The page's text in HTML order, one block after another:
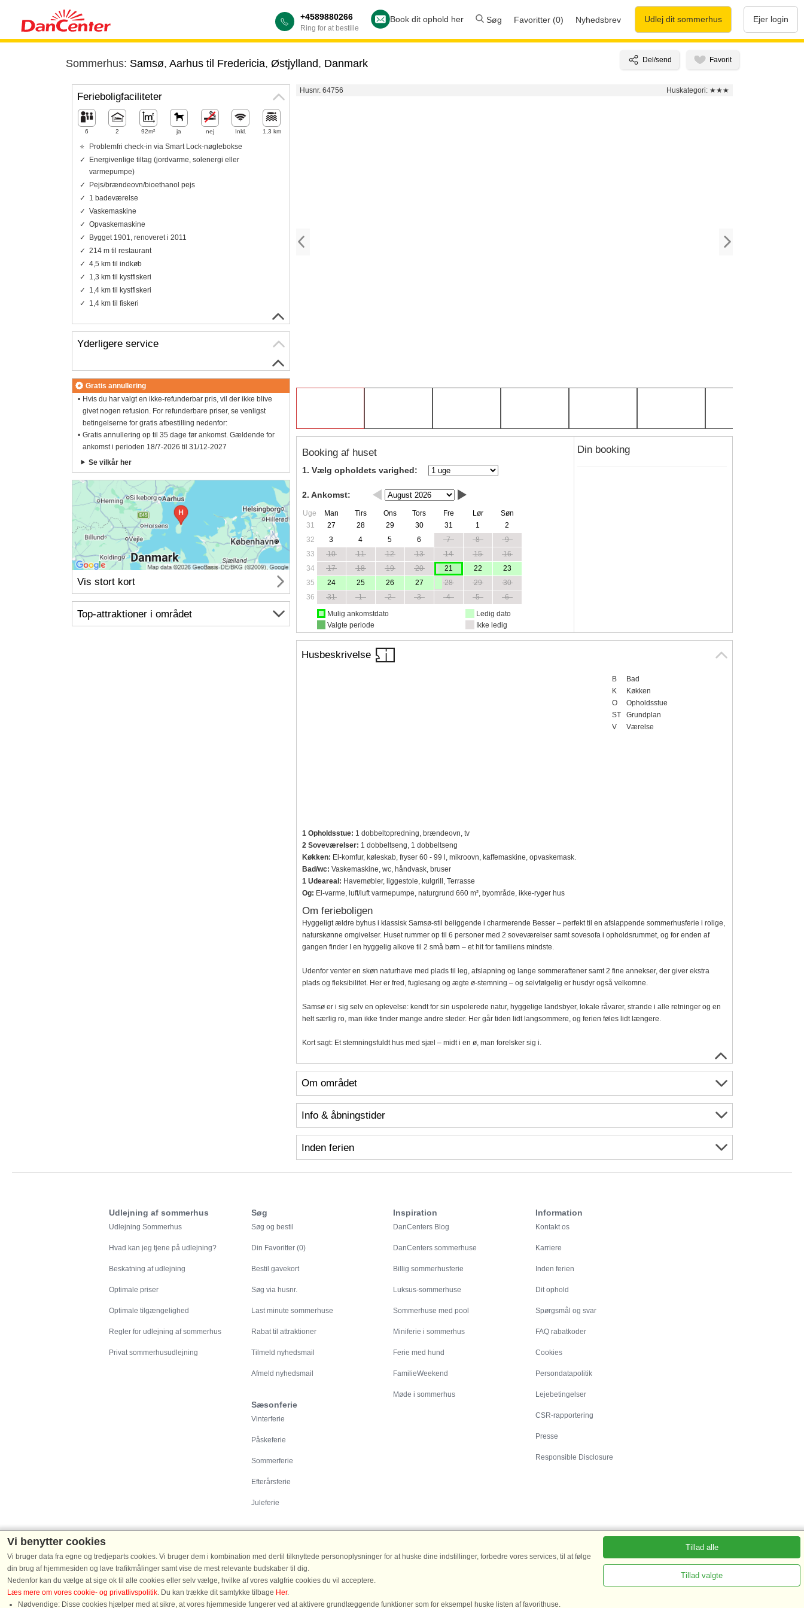
+4589880266
Ring for at bestille
Book dit ophold her Søg Favoritter (0) Nyhedsbrev Udlej dit sommerhus Ejer login
Sommerhus: Samsø, Aarhus til Fredericia, Østjylland, Danmark
Husnr. 64756 Huskategori: ★★★
Booking af huset
1. Vælg opholdets varighed:
2. Ankomst:
Uge Man Tirs Ons Tors Fre Lør
Søn
31
27 28 29 30 31 1
2
32
3 4 5 6 7 8
9
33
10 11 12 13 14 15
16
34
17 18 19 20 21 22
23
35
24 25 26 27 28 29
30
36
31 1 2 3 4 5
6
Mulig ankomstdato
Valgte periode
Ledig dato
Ikke ledig
Din booking
Husbeskrivelse
B
Bad
K
Køkken
O
Opholdsstue
ST
Grundplan
V
Værelse
1 Opholdsstue: 1 dobbeltopredning, brændeovn, tv
2 Soveværelser: 1 dobbeltseng, 1 dobbeltseng
Køkken: El-komfur, køleskab, fryser 60 - 99 l, mikroovn, kaffemaskine, opvaskemask.
Bad/wc: Vaskemaskine, wc, håndvask, bruser
1 Udeareal: Havemøbler, liggestole, kulgrill, Terrasse
Og: El-varme, luft/luft varmepumpe, naturgrund 660 m², byområde, ikke-ryger hus
Om ferieboligen
Hyggeligt ældre byhus i klassisk Samsø-stil beliggende i charmerende Besser – perfekt til en afslappende sommerhusferie i rolige,
naturskønne omgivelser. Huset rummer op til 6 personer med 2 soveværelser samt sovesofa i opholdsrummet, og for enden af
gangen finder I en hyggelig alkove til 2 små børn – et hit for familiens mindste.
Udenfor venter en skøn naturhave med plads til leg, afslapning og lange sommeraftener samt 2 fine annekser, der giver ekstra
plads og fleksibilitet. Her er fred, fuglesang og ægte ø-stemning – og selvfølgelig er husdyr også velkomne.
Samsø er i sig selv en oplevelse: kendt for sin uspolerede natur, hyggelige landsbyer, lokale råvarer, strande i alle retninger og en
helt særlig ro, man ikke finder mange andre steder. Her går tiden lidt langsommere, og ferien føles lidt længere.
Kort sagt: Et stemningsfuldt hus med sjæl – midt i en ø, man forelsker sig i.
Om området
Info & åbningstider
Inden ferien
Ferieboligfaciliteter
6 2 92m² ja nej Inkl. 1,3 km
Problemfri check-in via Smart Lock-nøglebokse
Energivenlige tiltag (jordvarme, solenergi eller
varmepumpe)
Pejs/brændeovn/bioethanol pejs
1 badeværelse
Vaskemaskine
Opvaskemaskine
Bygget 1901, renoveret i 2011
214 m til restaurant
4,5 km til indkøb
1,3 km til kystfiskeri
1,4 km til kystfiskeri
1,4 km til fiskeri
Yderligere service
Gratis annullering
Hvis du har valgt en ikke-refunderbar pris, vil der ikke blive
givet nogen refusion. For refunderbare priser, se venligst
betingelserne for gratis afbestilling nedenfor:
Gratis annullering op til 35 dage før ankomst. Gældende for
ankomst i perioden 18/7-2026 til 31/12-2027
Se vilkår her
Vis stort kort
Top-attraktioner i området
Udlejning af sommerhus
Udlejning Sommerhus
Hvad kan jeg tjene på udlejning?
Beskatning af udlejning
Optimale priser
Optimale tilgængelighed
Regler for udlejning af sommerhus
Privat sommerhusudlejning
Søg
Søg og bestil
Din Favoritter (0)
Bestil gavekort
Søg via husnr.
Last minute sommerhuse
Rabat til attraktioner
Tilmeld nyhedsmail
Afmeld nyhedsmail
Sæsonferie
Vinterferie
Påskeferie
Sommerferie
Efterårsferie
Juleferie
Inspiration
DanCenters Blog
DanCenters sommerhuse
Billig sommerhusferie
Luksus-sommerhuse
Sommerhuse med pool
Miniferie i sommerhus
Ferie med hund
FamilieWeekend
Møde i sommerhus
Information
Kontakt os
Karriere
Inden ferien
Dit ophold
Spørgsmål og svar
FAQ rabatkoder
Cookies
Persondatapolitik
Lejebetingelser
CSR-rapportering
Presse
Responsible Disclosure
Destinationer
Sommerhuse i Danmark|Sommerhus ved Vesterhavet|Sommerhus Bornholm|Sommerhus Blåvand
Tyskland|Sommerhuse i Sverige|Hytte i Norge
Vi benytter cookies
Vi bruger data fra egne og tredjeparts cookies. Vi bruger dem i kombination med dertil tilknyttede personoplysninger for at huske dine indstillinger, forbedre vores services, til at følge
din brug af hjemmesiden og lave trafikmålinger samt vise de mest relevante budskaber til dig.
Nedenfor kan du vælge at sige ok til alle cookies eller selv vælge, hvilke af vores valgfrie cookies du vil acceptere.
Læs mere om vores cookie- og privatlivspolitik. Du kan trække dit samtykke tilbage Her.
Nødvendige: Disse cookies hjælper med at sikre, at vores hjemmeside fungerer ved at aktivere grundlæggende funktioner som for eksempel huske listen af favorithuse.
Tillad alle
Tillad valgte